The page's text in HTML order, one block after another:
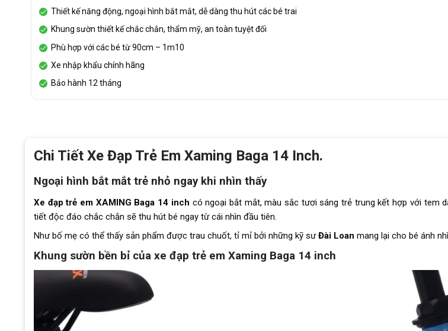
Thiết kế năng động, ngoại hình bắt mắt, dễ dàng thu hút các bé trai
Khung sườn thiết kế chắc chắn, thẩm mỹ, an toàn tuyệt đối
Phù hợp với các bé từ 90cm – 1m10
Xe nhập khẩu chính hãng
Bảo hành 12 tháng
Chi Tiết Xe Đạp Trẻ Em Xaming Baga 14 Inch.
Ngoại hình bắt mắt trẻ nhỏ ngay khi nhìn thấy
Xe đạp trẻ em XAMING Baga 14 inch có ngoại bắt mắt, màu sắc tươi sáng trẻ trung kết hợp với tem
tiết độc đáo chắc chắn sẽ thu hút bé ngay từ cái nhìn đầu tiên.
Như bố mẹ có thể thấy sản phẩm được trau chuốt, tỉ mỉ bởi những kỹ sưĐài Loan mang lại cho bé ánh
Khung sườn bền bỉ của xe đạp trẻ em Xaming Baga 14 inch